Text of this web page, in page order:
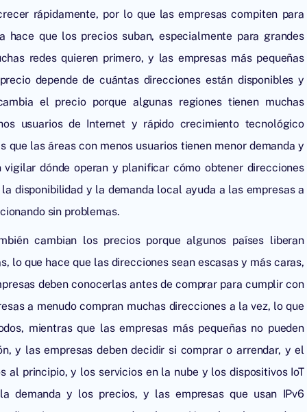
rápidamente, por lo que las empresas compiten para
que los precios suban, especialmente para grandes
redes quieren primero, y las empresas más pequeñas
depende de cuántas direcciones están disponibles y
el precio porque algunas regiones tienen muchas
usuarios de Internet y rápido crecimiento tecnológico
las áreas con menos usuarios tienen menor demanda y
dónde operan y planificar cómo obtener direcciones
disponibilidad y la demanda local ayuda a las empresas a
sin problemas.
cambian los precios porque algunos países liberan
que hace que las direcciones sean escasas y más caras,
deben conocerlas antes de comprar para cumplir con
a menudo compran muchas direcciones a la vez, lo que
mientras que las empresas más pequeñas no pueden
y las empresas deben decidir si comprar o arrendar, y el
principio, y los servicios en la nube y los dispositivos IoT
demanda y los precios, y las empresas que usan IPv6